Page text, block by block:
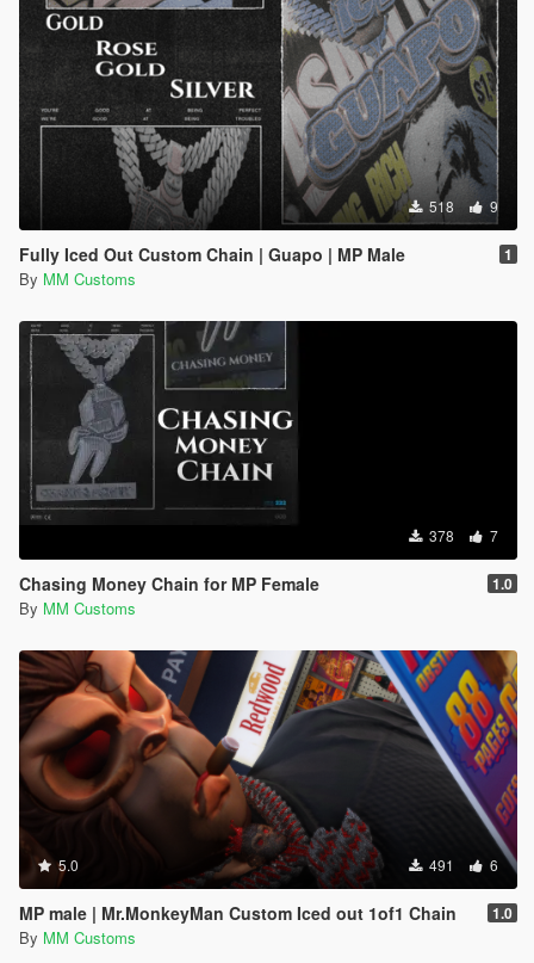
518 9
Fully Iced Out Custom Chain | Guapo | MP Male 1
By MM Customs
378 7
Chasing Money Chain for MP Female 1.0
By MM Customs
5.0 491 6
MP male | Mr.MonkeyMan Custom Iced out 1of1 Chain 1.0
By MM Customs